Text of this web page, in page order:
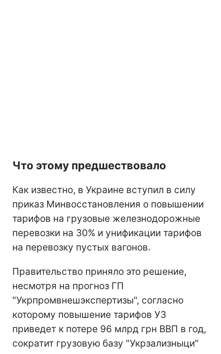
Что этому предшествовало
Как известно, в Украине вступил в силу
приказ Минвосстановления о повышении
тарифов на грузовые железнодорожные
перевозки на 30% и унификации тарифов
на перевозку пустых вагонов.
Правительство приняло это решение,
несмотря на прогноз ГП
"Укрпромвнешэкспертизы", согласно
которому повышение тарифов УЗ
приведет к потере 96 млрд грн ВВП в год,
сократит грузовую базу "Укрзализныци"